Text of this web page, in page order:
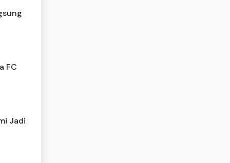
FC
Jadi